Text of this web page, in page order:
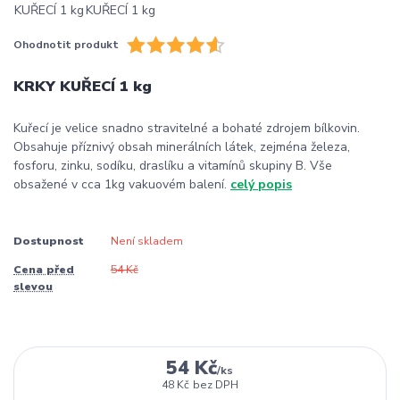
Ohodnotit produkt
KRKY KUŘECÍ 1 kg
Kuřecí je velice snadno stravitelné a bohaté zdrojem bílkovin.
Obsahuje příznivý obsah minerálních látek, zejména železa,
fosforu, zinku, sodíku, draslíku a vitamínů skupiny B. Vše
obsažené v cca 1kg vakuovém balení. celý popis
Dostupnost Není skladem
Cena před
slevou
54 Kč
54 Kč/ks
48 Kč bez DPH